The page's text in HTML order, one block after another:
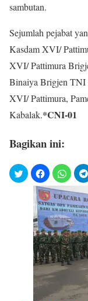
sambutan.
Sejumlah pejabat
Kasdam XVI/
XVI/ Pattimura
Binaiya Brigjen TNI
XVI/ Pattimura,
Kabalak.*CNI-01
Bagikan ini: